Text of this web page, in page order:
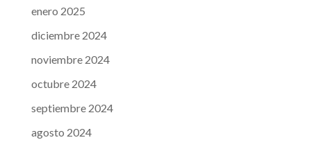
enero 2025
diciembre 2024
noviembre 2024
octubre 2024
septiembre 2024
agosto 2024